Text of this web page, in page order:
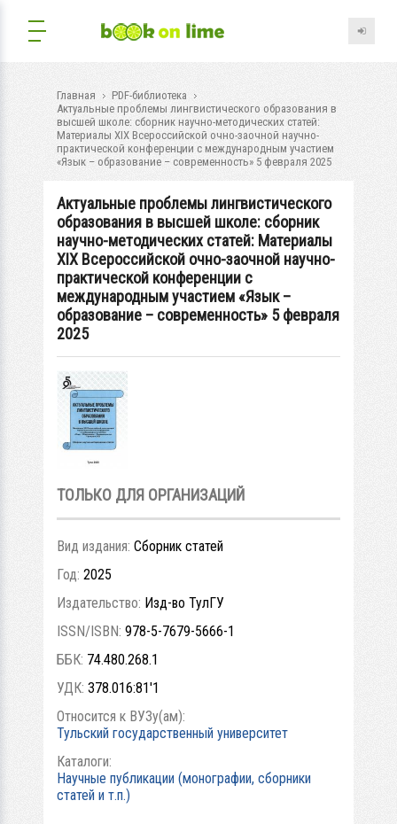
Главная
PDF-библиотека
Актуальные проблемы лингвистического образования в
высшей школе: сборник научно-методических статей:
Материалы XIX Всероссийской очно-заочной научно-
практической конференции с международным участием
«Язык – образование – современность» 5 февраля 2025
Актуальные проблемы лингвистического
образования в высшей школе: сборник
научно-методических статей: Материалы
XIX Всероссийской очно-заочной научно-
практической конференции с
международным участием «Язык –
образование – современность» 5 февраля
2025
ТОЛЬКО ДЛЯ ОРГАНИЗАЦИЙ
Вид издания: Сборник статей
Год: 2025
Издательство: Изд-во ТулГУ
ISSN/ISBN: 978-5-7679-5666-1
ББК: 74.480.268.1
УДК: 378.016:81'1
Относится к ВУЗу(ам):
Тульский государственный университет
Каталоги:
Научные публикации (монографии, сборники
статей и т.п.)